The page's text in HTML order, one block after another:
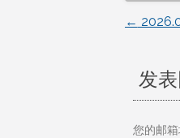
文
章
导
←
发
您的邮箱